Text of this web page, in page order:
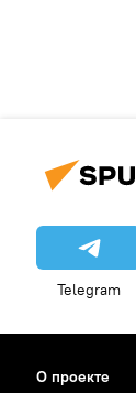
Telegram
О проекте